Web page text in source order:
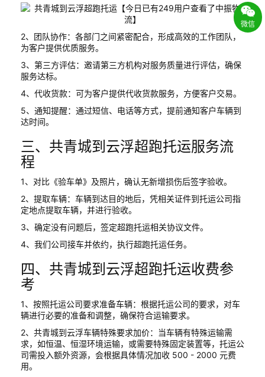
2、团队协作：各部门之间紧密配合，形成高效的工作团队，
为客户提供优质服务。
3、第三方评估：邀请第三方机构对服务质量进行评估，确保
服务达标。
4、代收货款：可为客户提供代收货款服务，方便客户交易。
5、通知提醒：通过短信、电话等方式，提前通知客户车辆到
达时间。
三、共青城到云浮超跑托运服务流
程
1、对比《验车单》及照片，确认无新增损伤后签字验收。
2、提取车辆：车辆到达目的地后，凭相关证件到托运公司指
定地点提取车辆，并进行验收。
3、确定没有问题后，签定超跑托运相关协议文件。
4、我们公司接车并依约，执行超跑托运任务。
四、共青城到云浮超跑托运收费参
考
1、按照托运公司要求准备车辆：根据托运公司的要求，对车
辆进行必要的准备和调整，确保符合运输要求。
2、共青城到云浮车辆特殊要求加价：当车辆有特殊运输需
求，如恒温、恒湿环境运输，或需要特殊固定装置等，托运公
司需投入额外资源，会根据具体情况加收 500 - 2000 元费
用。
微信